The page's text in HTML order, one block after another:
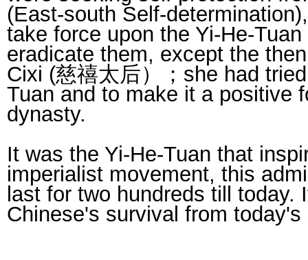
(East-south Self-
take force upon the Yi-He-
eradicate them, except the
Cixi (慈禧太后）；she had
Tuan and to make it a positive
dynasty.
It was the Yi-He-Tuan that
imperialist movement, this
last for two hundreds till today.
Chinese's survival from today's